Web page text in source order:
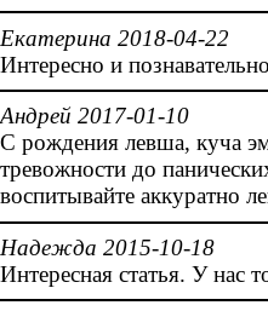
Екатерина 2018-04-22
Интересно и
Андрей 2017-01-10
С рождения левша, куча
тревожности до
воспитывайте аккуратно
Надежда 2015-10-18
Интересная статья. У нас